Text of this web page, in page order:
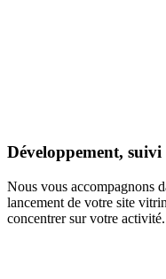
Développement, suivi
Nous vous accompagnons
lancement de votre site
concentrer sur votre activité.